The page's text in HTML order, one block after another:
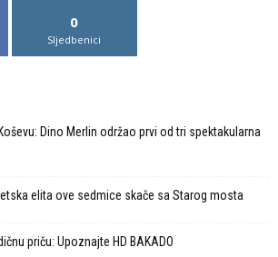
0
Sljedbenici
Dino Merlin održao prvi od tri spektakularna
elita ove sedmice skače sa Starog mosta
priču: Upoznajte HD BAKADO